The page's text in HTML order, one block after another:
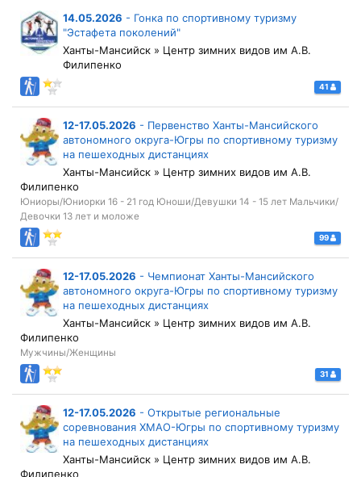
14.05.2026 - Гонка по спортивному туризму
"Эстафета поколений"
Ханты-Мансийск » Центр зимних видов им А.В.
Филипенко
41
12-17.05.2026 - Первенство Ханты-Мансийского
автономного округа-Югры по спортивному туризму
на пешеходных дистанциях
Ханты-Мансийск » Центр зимних видов им А.В.
Филипенко
Юниоры/Юниорки 16 - 21 год Юноши/Девушки 14 - 15 лет Мальчики/
Девочки 13 лет и моложе
99
12-17.05.2026 - Чемпионат Ханты-Мансийского
автономного округа-Югры по спортивному туризму
на пешеходных дистанциях
Ханты-Мансийск » Центр зимних видов им А.В.
Филипенко
Мужчины/Женщины
31
12-17.05.2026 - Открытые региональные
соревнования ХМАО-Югры по спортивному туризму
на пешеходных дистанциях
Ханты-Мансийск » Центр зимних видов им А.В.
Филипенко